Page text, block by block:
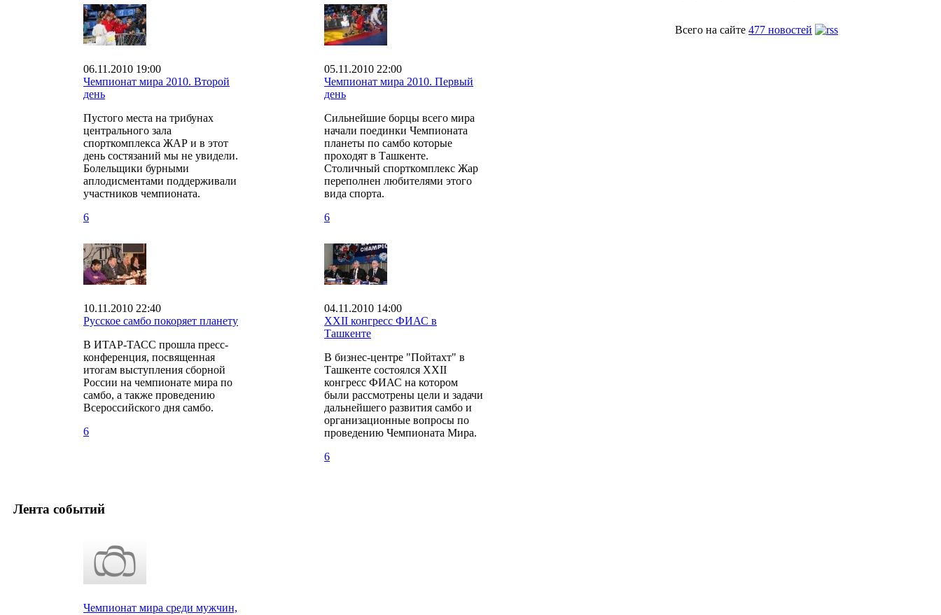
06.11.2010 19:00
Чемпионат мира 2010. Второй
день
Пустого места на трибунах
центрального зала
спорткомплекса ЖАР и в этот
день состязаний мы не увидели.
Болельщики бурными
аплодисментами поддерживали
участников чемпионата.
6
05.11.2010 22:00
Чемпионат мира 2010. Первый
день
Сильнейшие борцы всего мира
начали поединки Чемпионата
планеты по самбо которые
проходят в Ташкенте.
Столичный спорткомплекс Жар
переполнен любителями этого
вида спорта.
6
10.11.2010 22:40
Русское самбо покоряет планету
В ИТАР-ТАСС прошла пресс-
конференция, посвященная
итогам выступления сборной
России на чемпионате мира по
самбо, а также проведению
Всероссийского дня самбо.
6
04.11.2010 14:00
XXII конгресс ФИАС в
Ташкенте
В бизнес-центре "Пойтахт" в
Ташкенте состоялся XXII
конгресс ФИАС на котором
были рассмотрены цели и задачи
дальнейшего развития самбо и
организационные вопросы по
проведению Чемпионата Мира.
6
Лента событий
Чемпионат мира среди мужчин,
Всего на сайте 477 новостей